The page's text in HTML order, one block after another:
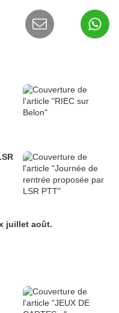
Marche nordique ! Horaires et lieux juillet août.